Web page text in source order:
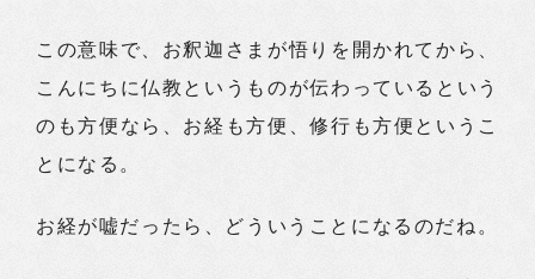
この意味で、お釈迦さまが悟りを開かれてから、
こんにちに仏教というものが伝わっているという
のも方便なら、お経も方便、修行も方便というこ
とになる。
お経が嘘だったら、どういうことになるのだね。